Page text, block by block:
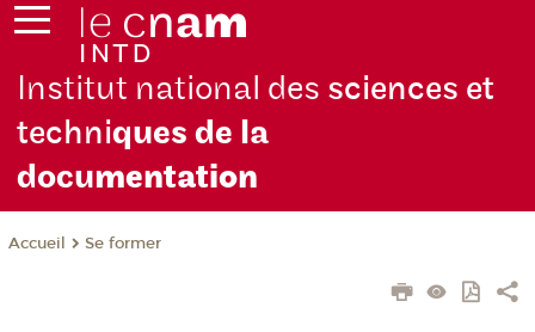
Institut national des sciences et
techniques de la
documentation
Accueil Se former